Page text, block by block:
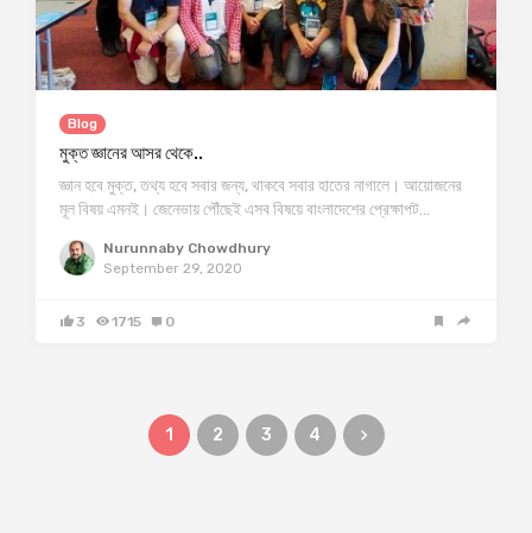
Blog
মুক্ত জ্ঞানের আসর থেকে..
জ্ঞান হবে মুক্ত, তথ্য হবে সবার জন্য, থাকবে সবার হাতের নাগালে। আয়োজনের
মূল বিষয় এমনই। জেনেভায় পৌঁছেই এসব বিষয়ে বাংলাদেশের প্রেক্ষাপট…
Nurunnaby Chowdhury
September 29, 2020
3 1715 0
1 2 3 4